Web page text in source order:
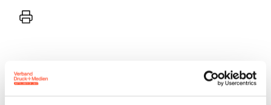
Drucker